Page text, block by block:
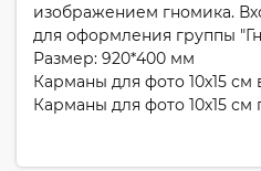
изображением гномика.
для оформления группы
Размер: 920*400 мм
Карманы для фото 10х15
Карманы для фото 10х15 см